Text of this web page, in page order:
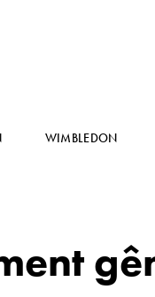
WIMBLEDON